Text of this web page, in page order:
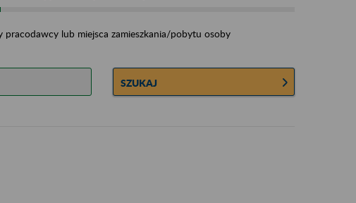
pracodawcy lub miejsca zamieszkania/pobytu osoby
SZUKAJ